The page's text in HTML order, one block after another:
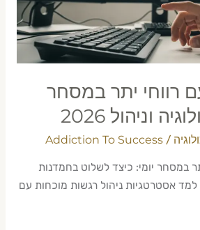
רווחי יתר במסחר
וניהול 2026
/
Addiction To Success
במסחר יומי: כיצד לשלוט בחמדנות
למד אסטרטגיות ניהול רגשות מוכחות עם